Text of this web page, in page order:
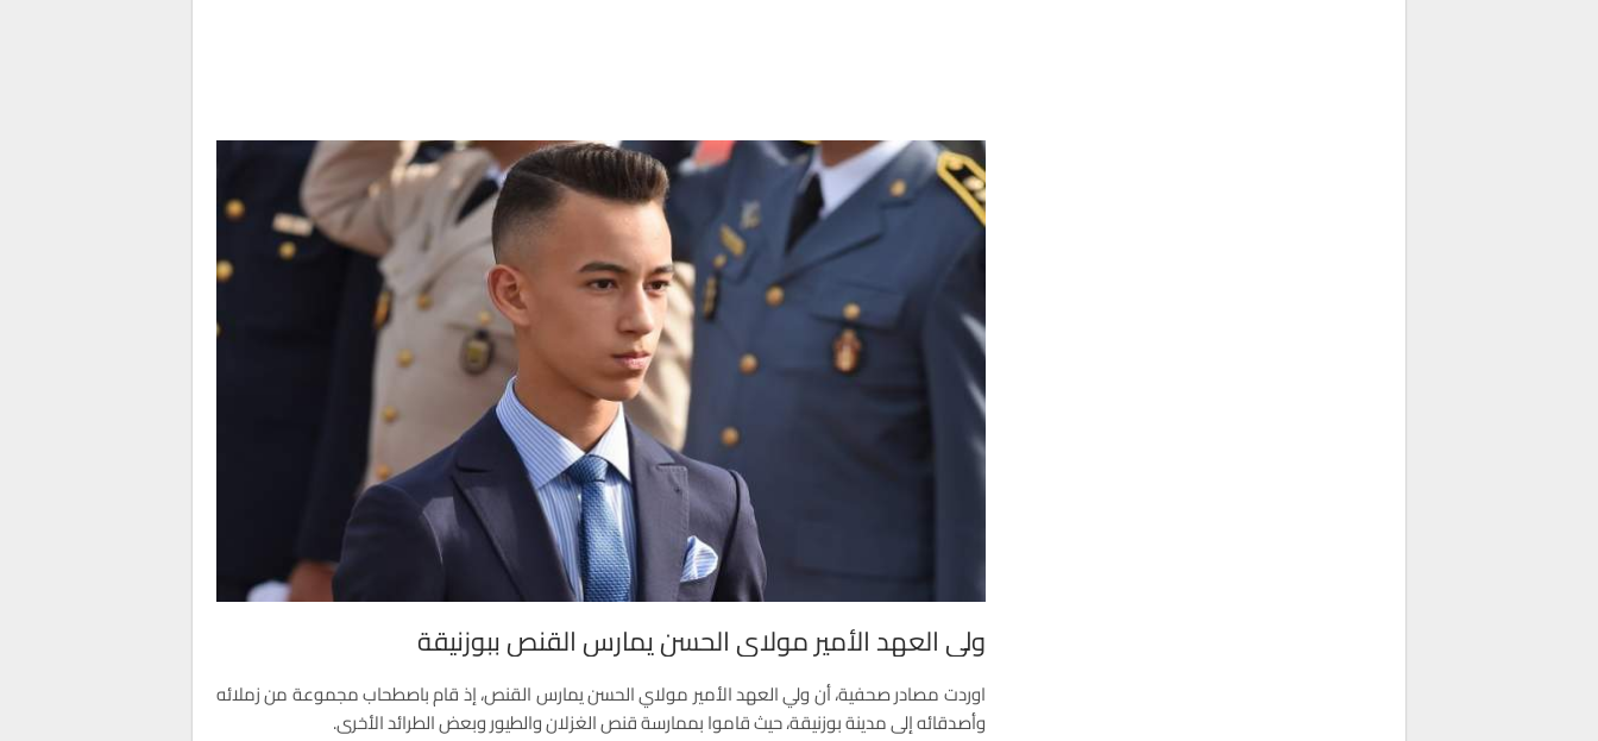
ولي العهد الأمير مولاي الحسن يمارس القنص ببوزنيقة
اوردت مصادر صحفية، أن ولي العهد الأمير مولاي الحسن يمارس القنص، إذ قام باصطحاب مجموعة من زملائه
وأصدقائه إلى مدينة بوزنيقة، حيث قاموا بممارسة قنص الغزلان والطيور وبعض الطرائد الأخرى.